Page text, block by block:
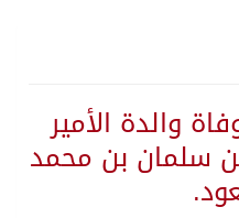
والدة الأمير
سلمان بن محمد